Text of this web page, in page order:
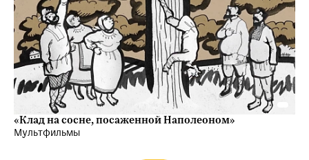
«Клад на сосне, посаженной Наполеоном»
Мультфильмы